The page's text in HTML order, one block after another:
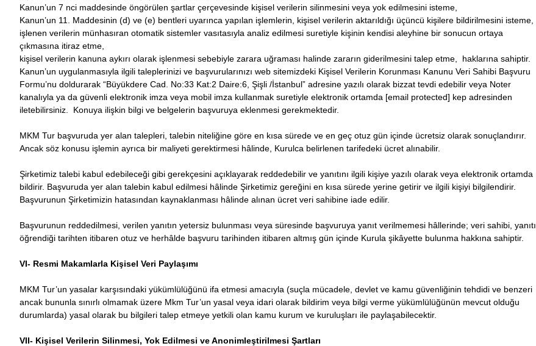
Kanun’un 7 nci maddesinde öngörülen şartlar çerçevesinde kişisel verilerin silinmesini veya yok edilmesini isteme,
Kanun’un 11. Maddesinin (d) ve (e) bentleri uyarınca yapılan işlemlerin, kişisel verilerin aktarıldığı üçüncü kişilere bildirilmesini isteme,
işlenen verilerin münhasıran otomatik sistemler vasıtasıyla analiz edilmesi suretiyle kişinin kendisi aleyhine bir sonucun ortaya
çıkmasına itiraz etme,
kişisel verilerin kanuna aykırı olarak işlenmesi sebebiyle zarara uğraması halinde zararın giderilmesini talep etme, haklarına sahiptir.
Kanun’un uygulanmasıyla ilgili taleplerinizi ve başvurularınızı web sitemizdeki Kişisel Verilerin Korunması Kanunu Veri Sahibi Başvuru
Formu’nu doldurarak “Büyükdere Cad. No:33 Kat:2 Daire:6, Şişli /İstanbul” adresine yazılı olarak bizzat tevdi edebilir veya Noter
kanalıyla ya da güvenli elektronik imza veya mobil imza kullanmak suretiyle elektronik ortamda [email protected] kep adresinden
iletebilirsiniz. Konuya ilişkin bilgi ve belgelerin başvuruya eklenmesi gerekmektedir.
MKM Tur başvuruda yer alan talepleri, talebin niteliğine göre en kısa sürede ve en geç otuz gün içinde ücretsiz olarak sonuçlandırır.
Ancak söz konusu işlemin ayrıca bir maliyeti gerektirmesi hâlinde, Kurulca belirlenen tarifedeki ücret alınabilir.
Şirketimiz talebi kabul edebileceği gibi gerekçesini açıklayarak reddedebilir ve yanıtını ilgili kişiye yazılı olarak veya elektronik ortamda
bildirir. Başvuruda yer alan talebin kabul edilmesi hâlinde Şirketimiz gereğini en kısa sürede yerine getirir ve ilgili kişiyi bilgilendirir.
Başvurunun Şirketimizin hatasından kaynaklanması hâlinde alınan ücret veri sahibine iade edilir.
Başvurunun reddedilmesi, verilen yanıtın yetersiz bulunması veya süresinde başvuruya yanıt verilmemesi hâllerinde; veri sahibi, yanıtı
öğrendiği tarihten itibaren otuz ve herhâlde başvuru tarihinden itibaren altmış gün içinde Kurula şikâyette bulunma hakkına sahiptir.
VI- Resmi Makamlarla Kişisel Veri Paylaşımı
MKM Tur’un yasalar karşısındaki yükümlülüğünü ifa etmesi amacıyla (suçla mücadele, devlet ve kamu güvenliğinin tehdidi ve benzeri
ancak bununla sınırlı olmamak üzere Mkm Tur’un yasal veya idari olarak bildirim veya bilgi verme yükümlülüğünün mevcut olduğu
durumlarda) yasal olarak bu bilgileri talep etmeye yetkili olan kamu kurum ve kuruluşları ile paylaşabilecektir.
VII- Kişisel Verilerin Silinmesi, Yok Edilmesi ve Anonimleştirilmesi Şartları